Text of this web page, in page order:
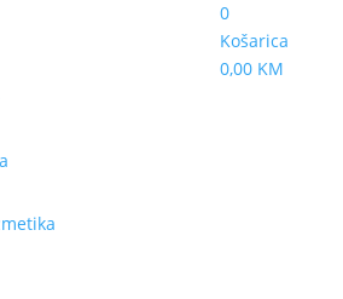
0
Košarica
0,00 KM